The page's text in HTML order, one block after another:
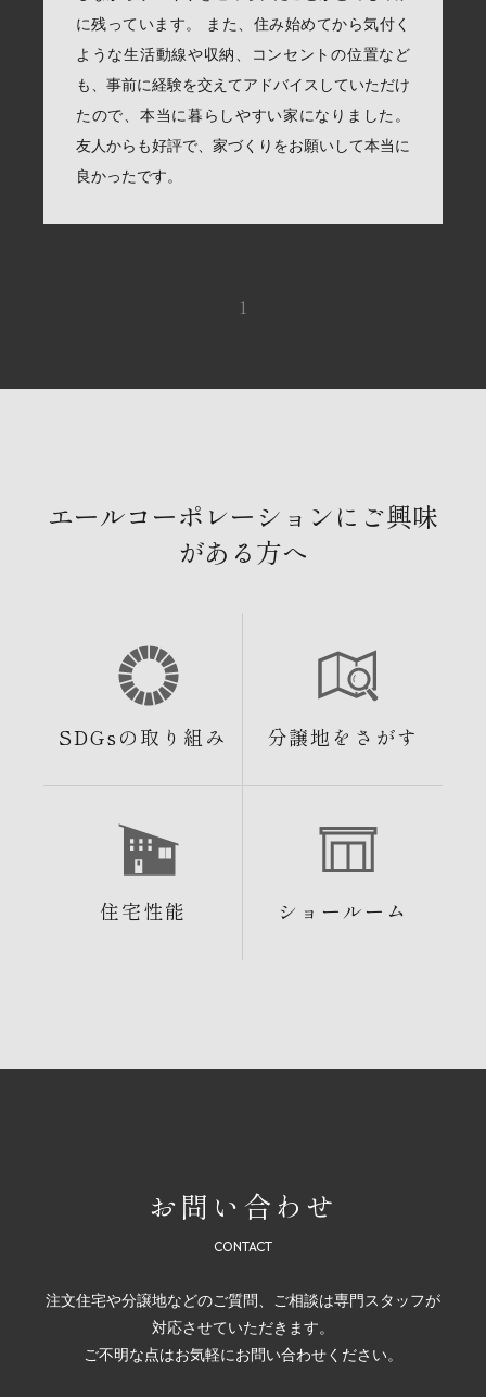
に残っています。 また、住み始めてから気付く
ような生活動線や収納、コンセントの位置など
も、事前に経験を交えてアドバイスしていただけ
たので、本当に暮らしやすい家になりました。
友人からも好評で、家づくりをお願いして本当に
良かったです。
1
エールコーポレーションにご興味
がある方へ
SDGsの取り組み 分譲地をさがす
住宅性能 ショールーム
お問い合わせ
注文住宅や分譲地などのご質問、ご相談は専門スタッフが
対応させていただきます。
ご不明な点はお気軽にお問い合わせください。